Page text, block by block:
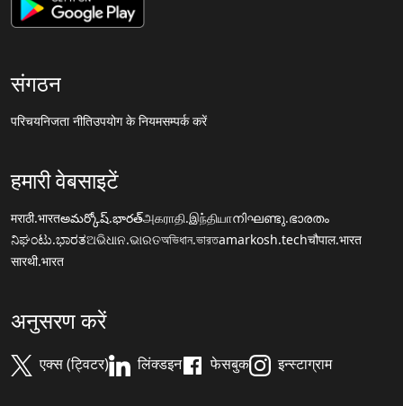
संगठन
परिचयनिजता नीतिउपयोग के नियमसम्पर्क करें
हमारी वेबसाइटें
मराठी.भारतఅమర్కోష్.భారత్அகராதி.இந்தியாനിഘണ്ടു.ഭാരതം
ನಿಘಂಟು.ಭಾರತଅଭିଧାନ.ଭାରତঅভিধান.ভারতamarkosh.techचौपाल.भारत
सारथी.भारत
अनुसरण करें
एक्स (ट्विटर) लिंक्डइन फेसबुक इन्स्टाग्राम